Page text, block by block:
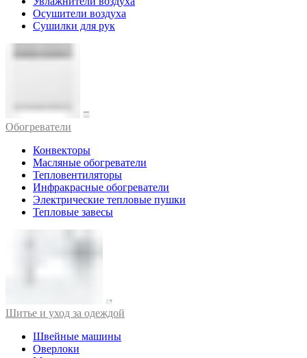
Осушители воздуха
Сушилки для рук
Обогреватели
Конвекторы
Масляные обогреватели
Тепловентиляторы
Инфракрасные обогреватели
Электрические тепловые пушки
Тепловые завесы
Шитье и уход за одеждой
Швейные машины
Оверлоки